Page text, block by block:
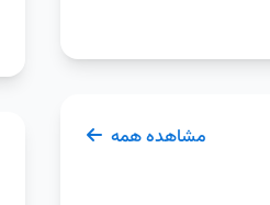
مشاهده همه